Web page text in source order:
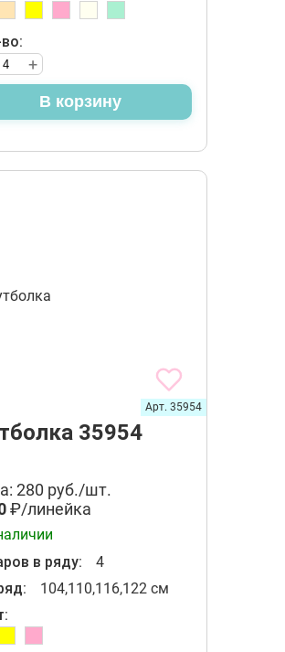
+
В корзину
35954
Арт. 35954
280 руб./шт.
₽/линейка
в ряду:
4
104,110,116,122 см